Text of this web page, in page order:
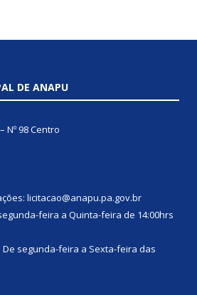
DE ANAPU
Nº 98 Centro
licitacao@anapu.pa.gov.br
feira a Quinta-feira de 14:00hrs
segunda-feira a Sexta-feira das